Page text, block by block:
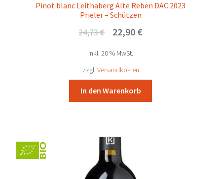
Pinot blanc Leithaberg Alte Reben DAC 2023
Prieler – Schützen
24,73€
Ursprünglicher
war:
24,73 €
22,90 €Aktueller
inkl. 20 % MwSt.
zzgl. Versandkosten
In den Warenkorb